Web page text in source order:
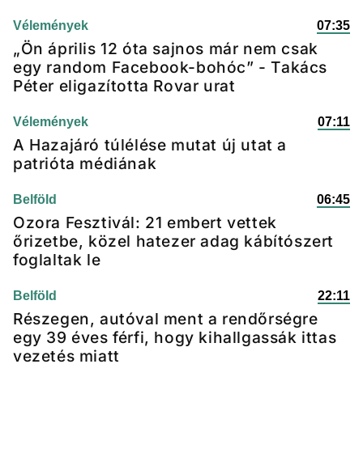
Vélemények 07:35
„Ön április 12 óta sajnos már nem csak
egy random Facebook-bohóc” - Takács
Péter eligazította Rovar urat
Vélemények 07:11
A Hazajáró túlélése mutat új utat a
patrióta médiának
Belföld 06:45
Ozora Fesztivál: 21 embert vettek
őrizetbe, közel hatezer adag kábítószert
foglaltak le
Belföld 22:11
Részegen, autóval ment a rendőrségre
egy 39 éves férfi, hogy kihallgassák ittas
vezetés miatt